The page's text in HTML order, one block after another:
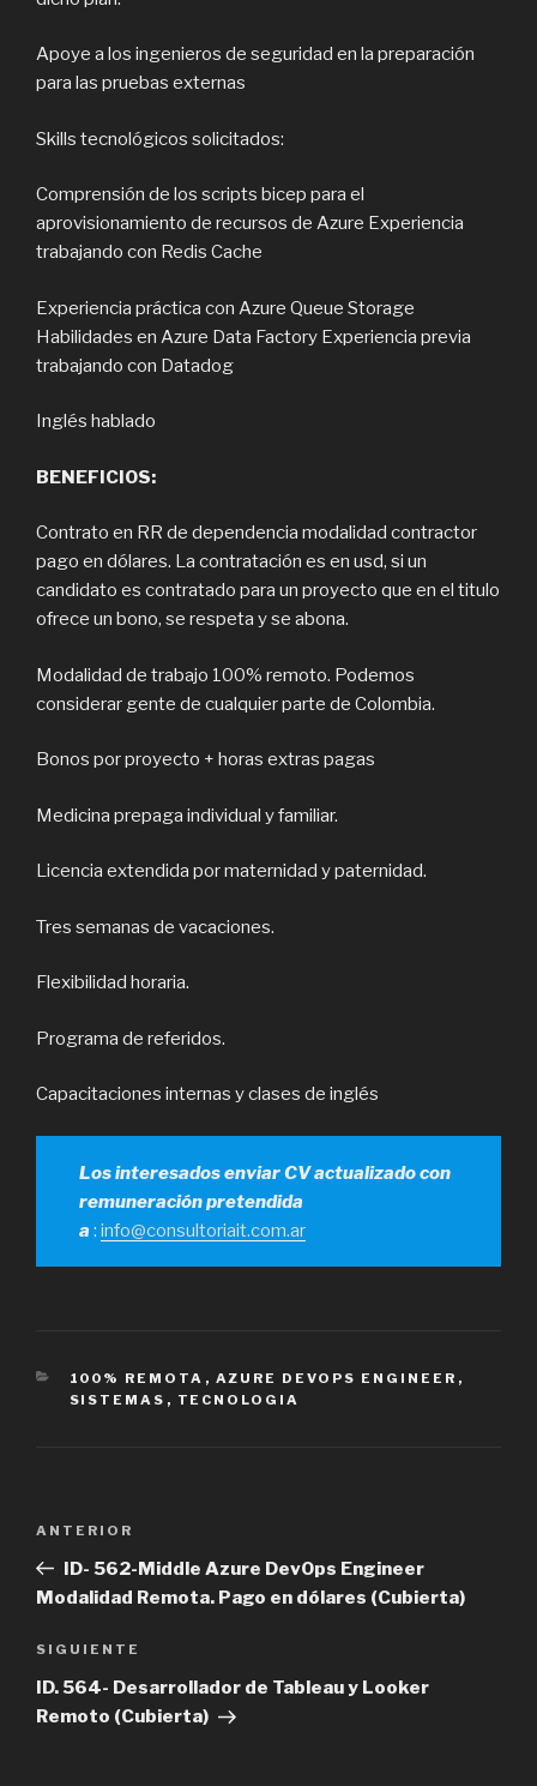
Apoye a los ingenieros de seguridad en la preparación
para las pruebas externas
Skills tecnológicos solicitados:
Comprensión de los scripts bicep para el
aprovisionamiento de recursos de Azure Experiencia
trabajando con Redis Cache
Experiencia práctica con Azure Queue Storage
Habilidades en Azure Data Factory Experiencia previa
trabajando con Datadog
Inglés hablado
BENEFICIOS:
Contrato en RR de dependencia modalidad contractor
pago en dólares. La contratación es en usd, si un
candidato es contratado para un proyecto que en el titulo
ofrece un bono, se respeta y se abona.
Modalidad de trabajo 100% remoto. Podemos
considerar gente de cualquier parte de Colombia.
Bonos por proyecto + horas extras pagas
Medicina prepaga individual y familiar.
Licencia extendida por maternidad y paternidad.
Tres semanas de vacaciones.
Flexibilidad horaria.
Programa de referidos.
Capacitaciones internas y clases de inglés
Los interesados enviar CV actualizado con
remuneración pretendida
a: info@consultoriait.com.ar
CATEGORÍAS
100% REMOTA , AZURE DEVOPS ENGINEER ,
SISTEMAS , TECNOLOGIA
entradas
Entrada
anterior
ANTERIOR
ID- 562-Middle Azure DevOps Engineer
Modalidad Remota. Pago en dólares (Cubierta)
Siguiente
entrada
SIGUIENTE
ID. 564- Desarrollador de Tableau y Looker
Remoto (Cubierta)